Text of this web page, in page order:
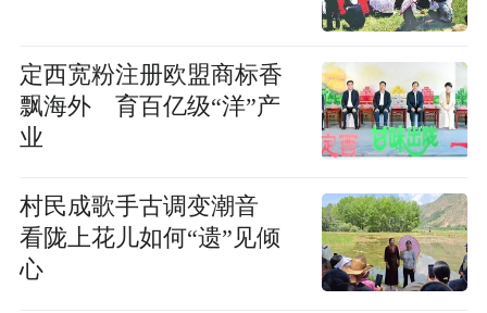
定西宽粉注册欧盟商标香
飘海外 育百亿级“洋”产
业
村民成歌手古调变潮音
看陇上花儿如何“遗”见倾
心